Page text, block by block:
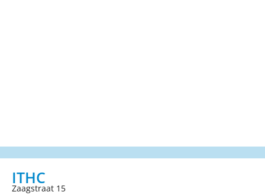
ITHC
Zaagstraat 15